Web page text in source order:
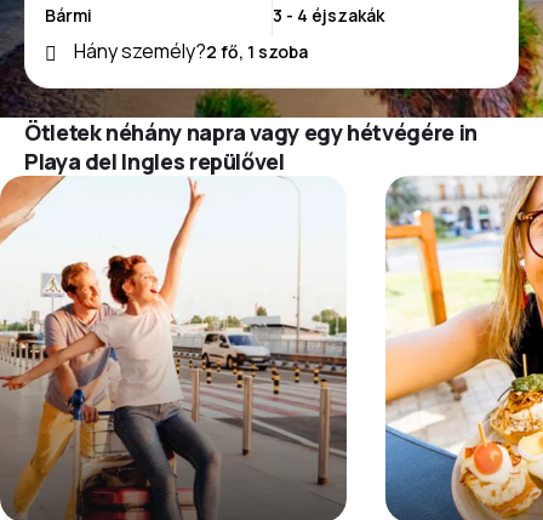
Hány személy?
Ötletek néhány napra vagy egy hétvégére in
Playa del Ingles repülővel